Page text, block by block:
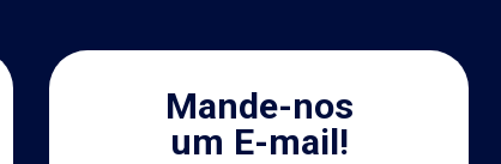
Mande-nos
um E-mail!